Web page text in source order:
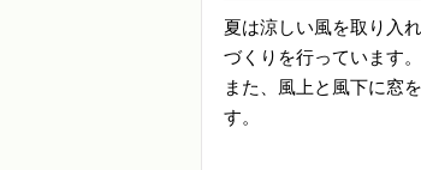
夏は涼しい風を取り入
づくりを行っています。
また、風上と風下に窓
す。